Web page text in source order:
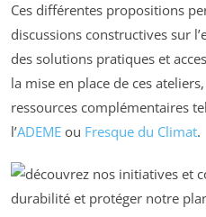
Ces différentes propositions
discussions constructives sur
des solutions pratiques et
la mise en place de ces
ressources complémentaires
l’ADEME ou Fresque du Climat.